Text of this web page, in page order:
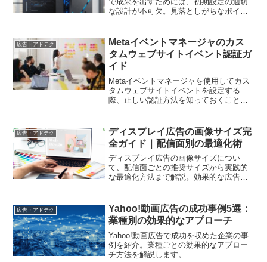
な設計が不可欠。見落としがちなポイン
広告・アドテク
Metaイベントマネージャのカス
タムウェブサイトイベント認証ガ
イド
Metaイベントマネージャを使用してカス
タムウェブサイトイベントを設定する
際、正しい認証方法を知っておくことが
広告・アドテク
ディスプレイ広告の画像サイズ完
全ガイド｜配信面別の最適化術
ディスプレイ広告の画像サイズについ
て、配信面ごとの推奨サイズから実践的
な最適化方法まで解説。効果的な広告運
広告・アドテク
Yahoo!動画広告の成功事例5選：
業種別の効果的なアプローチ
Yahoo!動画広告で成功を収めた企業の事
例を紹介。業種ごとの効果的なアプロー
チ方法を解説します。